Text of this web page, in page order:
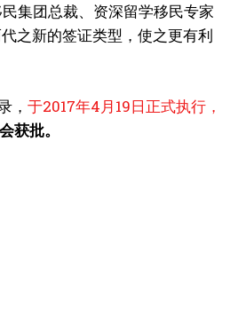
集团总裁、资深留学移民专家
之新的签证类型，使之更有利
， 于2017年4月19日正式执行，
获批。